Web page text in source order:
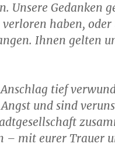
Unsere Gedanken
haben,
Ihnen gelten
tief
und sind
– mit eurer Trauer